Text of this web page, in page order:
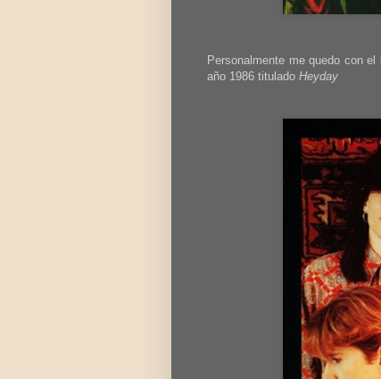
Personalmente me quedo con el
año 1986 titulado Heyday